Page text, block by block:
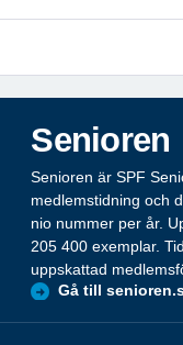
Senioren
Senioren är SPF
medlemstidning och
nio nummer per år.
205 400 exemplar.
uppskattad
Gå till